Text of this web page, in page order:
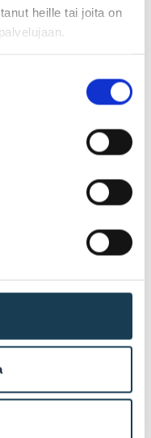
heille tai joita on
OOTS 2.0